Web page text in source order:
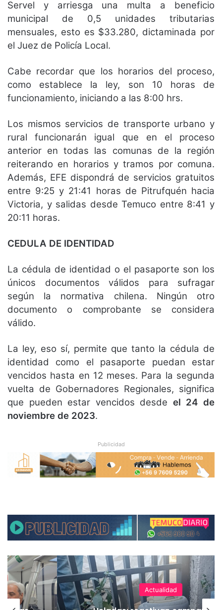
Servel y arriesga una multa a beneficio
municipal de 0,5 unidades tributarias
mensuales, esto es $33.280, dictaminada por
el Juez de Policía Local.
Cabe recordar que los horarios del proceso,
como establece la ley, son 10 horas de
funcionamiento, iniciando a las 8:00 hrs.
Los mismos servicios de transporte urbano y
rural funcionarán igual que en el proceso
anterior en todas las comunas de la región
reiterando en horarios y tramos por comuna.
Además, EFE dispondrá de servicios gratuitos
entre 9:25 y 21:41 horas de Pitrufquén hacia
Victoria, y salidas desde Temuco entre 8:41 y
20:11 horas.
CEDULA DE IDENTIDAD
La cédula de identidad o el pasaporte son los
únicos documentos válidos para sufragar
según la normativa chilena. Ningún otro
documento o comprobante se considera
válido.
La ley, eso sí, permite que tanto la cédula de
identidad como el pasaporte puedan estar
vencidos hasta en 12 meses. Para la segunda
vuelta de Gobernadores Regionales, significa
que pueden estar vencidos desde el 24 de
noviembre de 2023.
Publicidad
Actualidad